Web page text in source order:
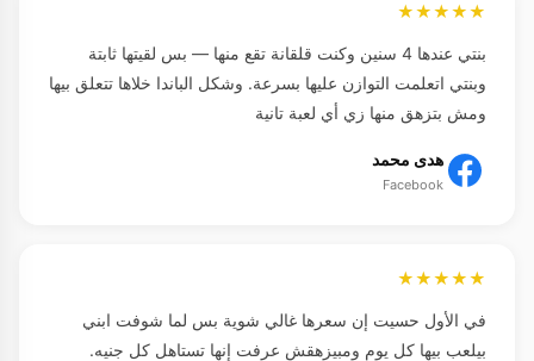
★★★★★
بنتي عندها 4 سنين وكنت قلقانة تقع منها — بس لقيتها ثابتة
وبنتي اتعلمت التوازن عليها بسرعة. وشكل الباندا خلاها تتعلق بيها
ومش بتزهق منها زي أي لعبة تانية
هدى محمد
Facebook
★★★★★
في الأول حسيت إن سعرها غالي شوية بس لما شوفت ابني
بيلعب بيها كل يوم ومبيزهقش عرفت إنها تستاهل كل جنيه.